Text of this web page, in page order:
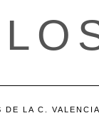
DE LA C.